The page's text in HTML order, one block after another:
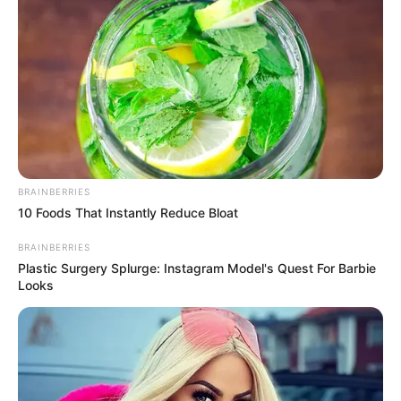
BRAINBERRIES
10 Foods That Instantly Reduce Bloat
BRAINBERRIES
Plastic Surgery Splurge: Instagram Model's Quest For Barbie
Looks